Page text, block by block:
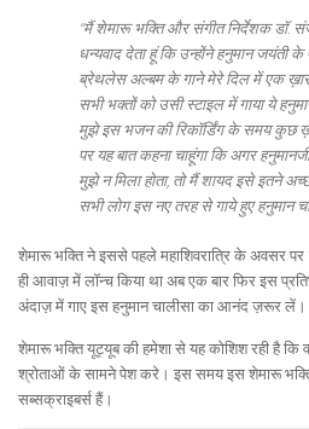
“मैं शेमारू भक्ति और संगीत निर्देशक डॉ.
धन्यवाद देता हूं कि उन्होंने हनुमान जयंती
ब्रेथलेस अल्बम के गाने मेरे दिल में एक
सभी भक्तों को उसी स्टाइल में गाया ये
मुझे इस भजन की रिकॉर्डिंग के समय कुछ
पर यह बात कहना चाहूंगा कि अगर
मुझे न मिला होता, तो मैं शायद इसे इतने
सभी लोग इस नए तरह से गाये हुए हनुमान
शेमारू भक्ति ने इससे पहले महाशिवरात्रि के अवसर पर
ही आवाज़ में लॉन्च किया था अब एक बार फिर इस
अंदाज़ में गाए इस हनुमान चालीसा का आनंद ज़रूर लें।
शेमारू भक्ति यूट्यूब की हमेशा से यह कोशिश रही है
श्रोताओं के सामने पेश करे। इस समय इस शेमारू
सब्सक्राइबर्स हैं।